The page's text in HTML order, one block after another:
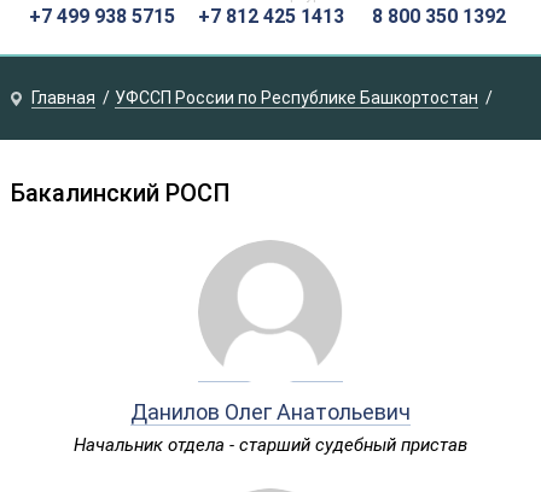
+7 499 938 5715 +7 812 425 1413 8 800 350 1392
Главная УФССП России по Республике Башкортостан
Бакалинский РОСП
Данилов Олег Анатольевич
Начальник отдела - старший судебный пристав